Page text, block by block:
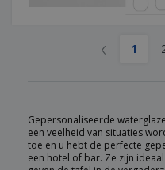
‹ 1
Gepersonaliseerde
een veelheid van situaties
toe en u hebt de perfecte
een hotel of bar. Ze zijn